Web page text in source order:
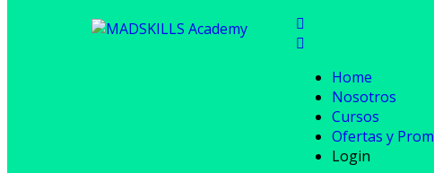
Home
Nosotros
Cursos
Ofertas y
Login